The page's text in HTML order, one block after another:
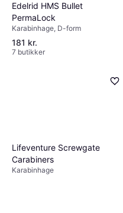
Edelrid HMS Bullet
PermaLock
Karabinhage, D-form
181 kr.
7 butikker
Lifeventure Screwgate
Carabiners
Karabinhage